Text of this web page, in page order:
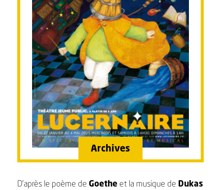
Archives
D’après le poème de Goethe et la musique de Dukas